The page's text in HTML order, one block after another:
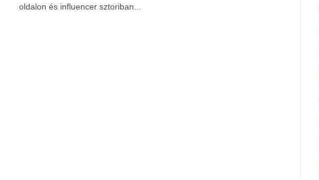
oldalon és influencer sztoriban...